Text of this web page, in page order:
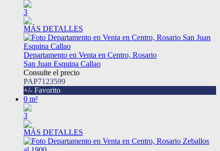
3
MÁS DETALLES
Departamento en Venta en Centro, Rosario
San Juan Esquina Callao
Consulte el precio
PAP7123599
+/- Favorito
0 m²
3
MÁS DETALLES